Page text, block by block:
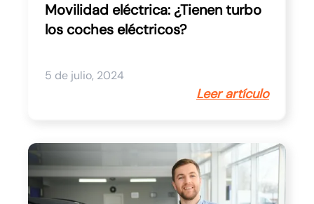
Movilidad eléctrica: ¿Tienen turbo
los coches eléctricos?
5 de julio, 2024
Leer artículo